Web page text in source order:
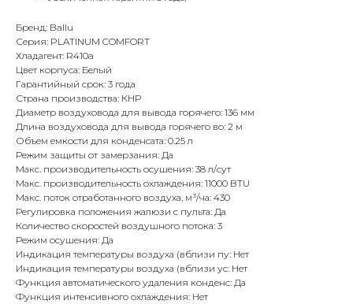
Бренд: Ballu
Серия: PLATINUM COMFORT
Хладагент: R410a
Цвет корпуса: Белый
Гарантийный срок: 3 года
Страна производства: КНР
Диаметр воздуховода для вывода горячего: 136 мм
Длина воздуховода для вывода горячего во: 2 м
Объем емкости для конденсата: 0.25 л
Режим защиты от замерзания: Да
Макс. производительность осушения: 38 л/сут
Макс. производительность охлаждения: 11000 BTU
Макс. поток отработанного воздуха, м³/ча: 430
Регулировка положения жалюзи с пульта: Да
Количество скоростей воздушного потока: 3
Режим осушения: Да
Индикация температуры воздуха (вблизи пу: Нет
Индикация температуры воздуха (вблизи ус: Нет
Функция автоматического удаления конденс: Да
Функция интенсивного охлаждения: Нет